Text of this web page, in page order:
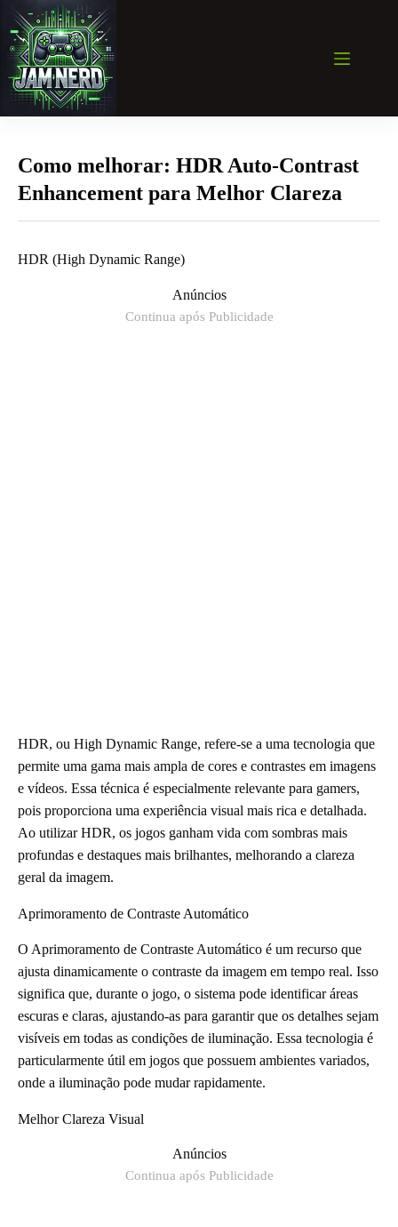
para
conteúdo
Como melhorar: HDR Auto-Contrast
Enhancement para Melhor Clareza
HDR (High Dynamic Range)
Anúncios
Continua após Publicidade
HDR, ou High Dynamic Range, refere-se a uma tecnologia que
permite uma gama mais ampla de cores e contrastes em imagens
e vídeos. Essa técnica é especialmente relevante para gamers,
pois proporciona uma experiência visual mais rica e detalhada.
Ao utilizar HDR, os jogos ganham vida com sombras mais
profundas e destaques mais brilhantes, melhorando a clareza
geral da imagem.
Aprimoramento de Contraste Automático
O Aprimoramento de Contraste Automático é um recurso que
ajusta dinamicamente o contraste da imagem em tempo real. Isso
significa que, durante o jogo, o sistema pode identificar áreas
escuras e claras, ajustando-as para garantir que os detalhes sejam
visíveis em todas as condições de iluminação. Essa tecnologia é
particularmente útil em jogos que possuem ambientes variados,
onde a iluminação pode mudar rapidamente.
Melhor Clareza Visual
Anúncios
Continua após Publicidade